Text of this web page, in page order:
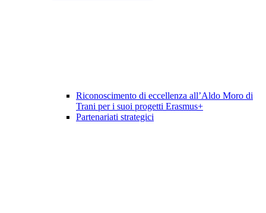
Riconoscimento di eccellenza all’Aldo Moro di
Trani per i suoi progetti Erasmus+
Partenariati strategici